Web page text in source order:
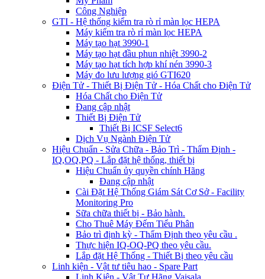
Công Nghiệp
GTI - Hệ thống kiểm tra rò rỉ màn lọc HEPA
Máy kiểm tra rò rỉ màn lọc HEPA
Máy tạo hạt 3990-1
Máy tạo hạt đầu phun nhiệt 3990-2
Máy tạo hạt tích hợp khí nén 3990-3
Máy đo lưu lượng gió GTI620
Điện Tử - Thiết Bị Điện Tử - Hóa Chất cho Điện Tử
Hóa Chất cho Điện Tử
Đang cập nhật
Thiết Bị Điện Tử
Thiết Bị ICSF Select6
Dịch Vụ Ngành Điện Tử
Hiệu Chuẩn - Sửa Chữa - Bảo Trì - Thẩm Định -
IQ,OQ,PQ - Lắp đặt hệ thống, thiết bị
Hiệu Chuẩn ủy quyền chính Hãng
Đang cập nhật
Cài Đặt Hệ Thống Giám Sát Cơ Sở - Facility
Monitoring Pro
Sữa chữa thiết bị - Bảo hành.
Cho Thuê Máy Đếm Tiểu Phân
Bảo trì định kỳ - Thẩm Định theo yêu cầu .
Thực hiện IQ-OQ-PQ theo yêu cầu.
Lắp đặt Hệ Thống - Thiết Bị theo yêu cầu
Linh kiện - Vật tư tiêu hao - Spare Part
Linh Kiện - Vật Tư Hãng Vaisala